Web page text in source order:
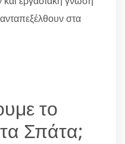
στα
το
Σπάτα;